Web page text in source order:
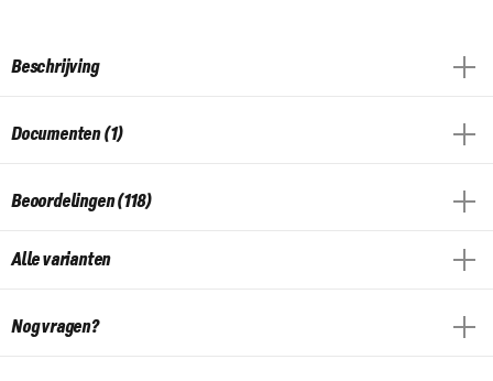
Beschrijving
Documenten (1)
Beoordelingen (118)
Alle varianten
Nog vragen?